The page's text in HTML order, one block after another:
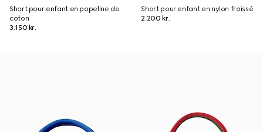
Short pour enfant en popeline de
coton
3.150 kr.
Short pour enfant en nylon froissé
2.200 kr.